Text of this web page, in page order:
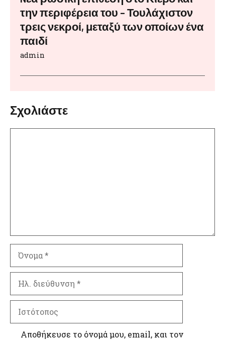
την περιφέρεια του – Τουλάχιστον
τρεις νεκροί, μεταξύ των οποίων ένα
παιδί
admin
Σχολιάστε
διεύθυνση
Αποθήκευσε το όνομά μου, email, και τον